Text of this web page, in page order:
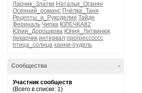
Ларчик_Златки Наталья_Оганян
Осенний_романс Пчёлка_Таня
Рецепты_и_Рукоделие Тайде
Фериналь Чипка ЮЛЕЧКА82
Юлия_Дорошкова Юлия_Литвинюк
бекарчик интервал прогресссссс
птица_солнца ханни-пудель
-
Сообщества
Участник сообществ
(Всего в списке: 1)